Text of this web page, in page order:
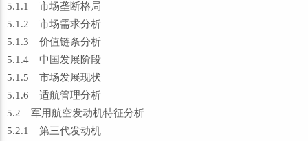
5.1.1 市场垄断格局
5.1.2 市场需求分析
5.1.3 价值链条分析
5.1.4 中国发展阶段
5.1.5 市场发展现状
5.1.6 适航管理分析
5.2 军用航空发动机特征分析
5.2.1 第三代发动机